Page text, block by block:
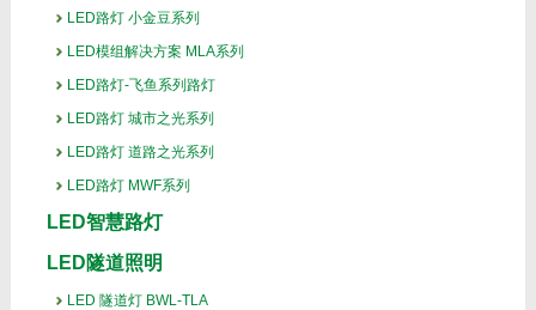
LED路灯 小金豆系列
LED模组解决方案 MLA系列
LED路灯-飞鱼系列路灯
LED路灯 城市之光系列
LED路灯 道路之光系列
LED路灯 MWF系列
LED智慧路灯
LED隧道照明
LED 隧道灯 BWL-TLA